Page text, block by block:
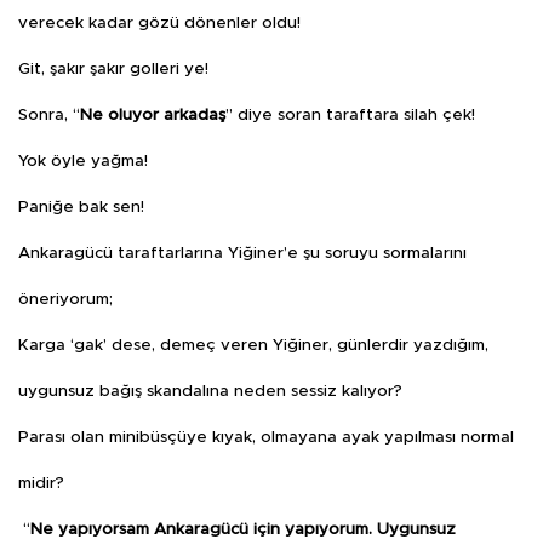
verecek kadar gözü dönenler oldu!
Git, şakır şakır golleri ye!
Sonra, “ Ne oluyor arkadaş” diye soran taraftara silah çek!
Yok öyle yağma!
Paniğe bak sen!
Ankaragücü taraftarlarına Yiğiner’e şu soruyu sormalarını
öneriyorum;
Karga ‘gak’ dese, demeç veren Yiğiner, günlerdir yazdığım,
uygunsuz bağış skandalına neden sessiz kalıyor?
Parası olan minibüsçüye kıyak, olmayana ayak yapılması normal
midir?
“ Ne yapıyorsam Ankaragücü için yapıyorum. Uygunsuz